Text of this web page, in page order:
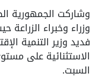
وشاركت الجمهورية
وزراء وخبراء الزراعة
فديد وزير التنمية
الاستثنائية على
السبت.